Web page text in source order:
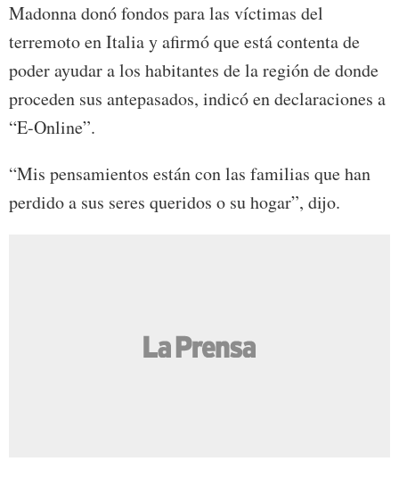
Madonna donó fondos para las víctimas del
terremoto en Italia y afirmó que está contenta de
poder ayudar a los habitantes de la región de donde
proceden sus antepasados, indicó en declaraciones a
“E-Online”.
“Mis pensamientos están con las familias que han
perdido a sus seres queridos o su hogar”, dijo.